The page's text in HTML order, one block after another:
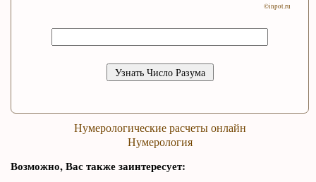
©inpot.ru
Нумерологические расчеты онлайн
Нумерология
Возможно, Вас также заинтересует: